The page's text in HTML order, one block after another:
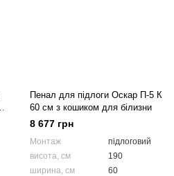
Пенал для підлоги Оскар П-5 К
60 см з кошиком для білизни
8 677 грн
Монтаж
підлоговий
висота, см
190
ширина, см
60